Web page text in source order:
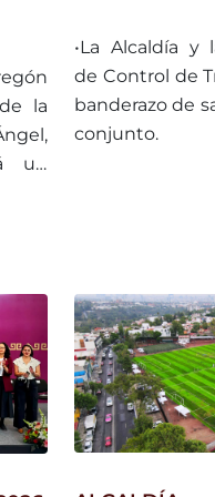
la
un
TRÁNSITO
AUXILIARES
•La Alcaldía y
de Control de
banderazo de
conjunto.